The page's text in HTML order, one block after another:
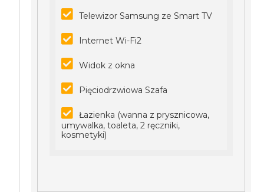
Telewizor Samsung ze Smart TV
Internet Wi-Fi2
Widok z okna
Pięciodrzwiowa Szafa
Łazienka (wanna z prysznicowa,
umywalka, toaleta, 2 ręczniki,
kosmetyki)